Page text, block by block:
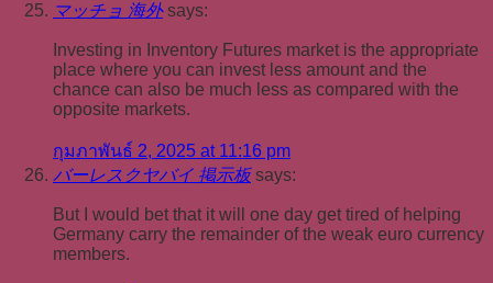
マッチョ 海外 says:
Investing in Inventory Futures market is the appropriate
place where you can invest less amount and the
chance can also be much less as compared with the
opposite markets.
กุมภาพันธ์ 2, 2025 at 11:16 pm
バーレスクヤバイ 掲示板 says:
But I would bet that it will one day get tired of helping
Germany carry the remainder of the weak euro currency
members.